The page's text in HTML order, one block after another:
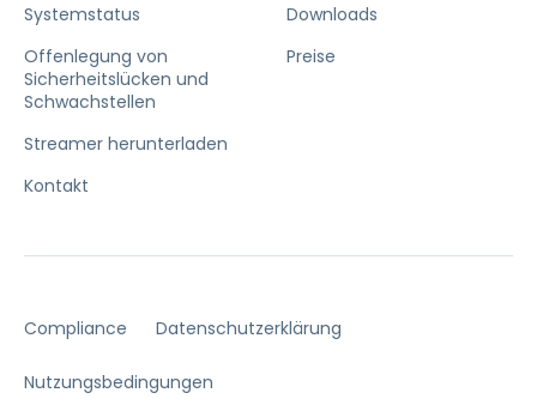
Systemstatus
Offenlegung von
Sicherheitslücken und
Schwachstellen
Streamer herunterladen
Kontakt
Downloads
Preise
Compliance Datenschutzerklärung
Nutzungsbedingungen